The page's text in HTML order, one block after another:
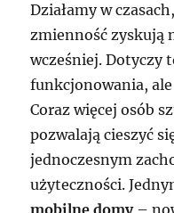
Działamy w
zmienność zyskują
wcześniej. Dotyczy
funkcjonowania,
Coraz więcej osób
pozwalają cieszyć
jednoczesnym
użyteczności.